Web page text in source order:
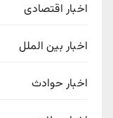
اخبار اقتصادی
اخبار بین الملل
اخبار حوادث